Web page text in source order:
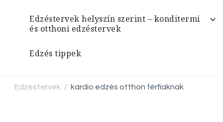
Edzéstervek helyszín szerint – konditermi
és otthoni edzéstervek
Edzés tippek
Edzéstervek / kardio edzés otthon férfiaknak